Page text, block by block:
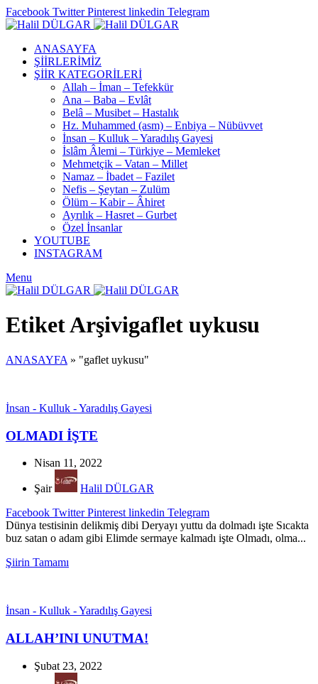
Facebook Twitter Pinterest linkedin Telegram
ANASAYFA
ŞİİRLERİMİZ
ŞİİR KATEGORİLERİ
Allah – İman – Tefekkür
Ana – Baba – Evlât
Belâ – Musibet – Hastalık
Hz. Muhammed (asm) – Enbiya – Nübüvvet
İnsan – Kulluk – Yaradılış Gayesi
İslâm Âlemi – Türkiye – Memleket
Mehmetçik – Vatan – Millet
Namaz – İbadet – Fazilet
Nefis – Şeytan – Zulüm
Ölüm – Kabir – Âhiret
Ayrılık – Hasret – Gurbet
Özel İnsanlar
YOUTUBE
INSTAGRAM
Menu
Etiket Arşivigaflet uykusu
ANASAYFA » "gaflet uykusu"
İnsan - Kulluk - Yaradılış Gayesi
OLMADI İŞTE
Nisan 11, 2022
Şair
Halil DÜLGAR
Facebook Twitter Pinterest linkedin Telegram
Dünya testisinin delikmiş dibi Deryayı yuttu da dolmadı işte Sıcakta
buz satan o adam gibi Elimde sermaye kalmadı işte Olmadı, olma...
Şiirin Tamamı
İnsan - Kulluk - Yaradılış Gayesi
ALLAH’INI UNUTMA!
Şubat 23, 2022